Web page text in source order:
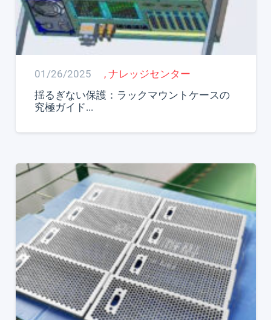
01/26/2025 , ナレッジセンター
揺るぎない保護：ラックマウントケースの
究極ガイド...